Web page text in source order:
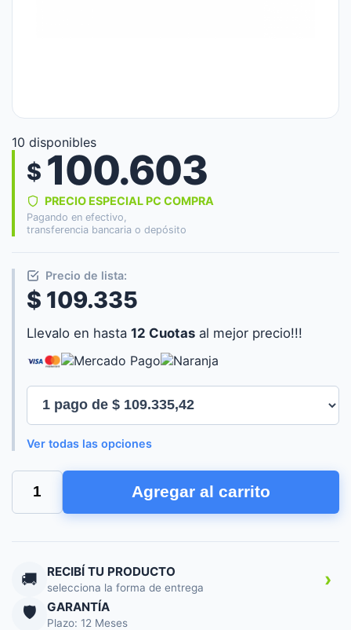
10 disponibles
$ 100.603
PRECIO ESPECIAL PC COMPRA
Pagando en efectivo,
transferencia bancaria o depósito
Precio de lista:
$ 109.335
Llevalo en hasta 12 Cuotas al mejor precio!!!
Ver todas las opciones
WATER
COOLER
CPU
ARGB
WHITE
cantidad
Agregar al carrito
🚚 RECIBÍ TU PRODUCTO
selecciona la forma de entrega ›
🛡️ GARANTÍA
Plazo: 12 Meses